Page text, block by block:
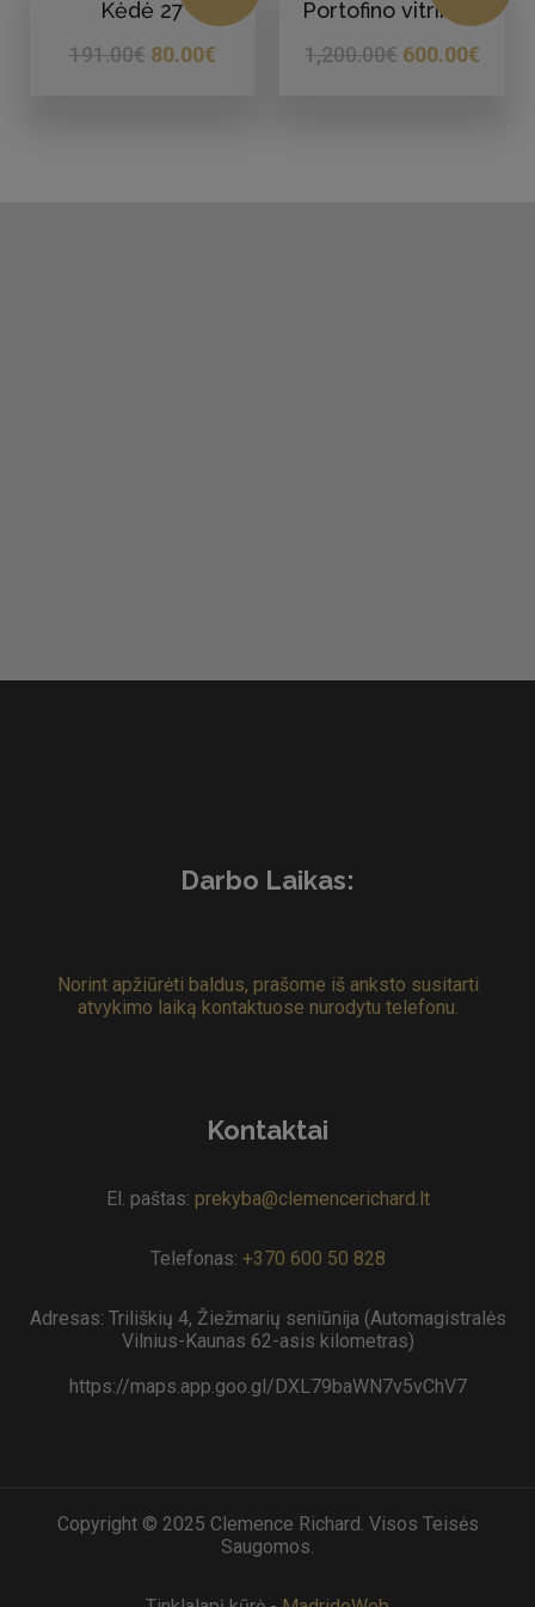
Kėdė 27
191.00€ 80.00€
Portofino vitrina 4
1,200.00€ 600.00€
Kontaktai
El. paštas: prekyba@clemencerichard.lt
Telefonas: +370 600 50 828
Adresas: Triliškių 4, Žiežmarių seniūnija (Automagistralės
Vilnius-Kaunas 62-asis kilometras)
https://maps.app.goo.gl/DXL79baWN7v5vChV7
Darbo Laikas:
Norint apžiūrėti baldus, prašome iš anksto susitarti
atvykimo laiką kontaktuose nurodytu telefonu.
Copyright © 2025 Clemence Richard. Visos Teisės
Saugomos.